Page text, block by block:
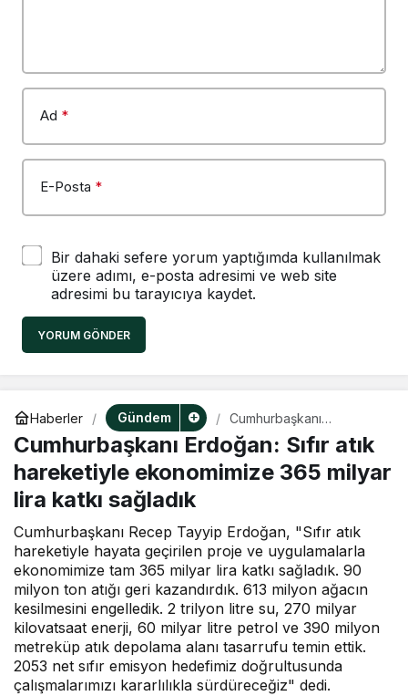
Ad *
E-Posta *
Bir dahaki sefere yorum yaptığımda kullanılmak
üzere adımı, e-posta adresimi ve web site
adresimi bu tarayıcıya kaydet.
YORUM GÖNDER
Haberler Gündem
Cumhurbaşkanı
Erdoğan: Sıfır atık
hareketiyle ekonomimize
365 milyar lira katkı
sağladık
Cumhurbaşkanı Erdoğan: Sıfır atık
hareketiyle ekonomimize 365 milyar
lira katkı sağladık
Cumhurbaşkanı Recep Tayyip Erdoğan, "Sıfır atık
hareketiyle hayata geçirilen proje ve uygulamalarla
ekonomimize tam 365 milyar lira katkı sağladık. 90
milyon ton atığı geri kazandırdık. 613 milyon ağacın
kesilmesini engelledik. 2 trilyon litre su, 270 milyar
kilovatsaat enerji, 60 milyar litre petrol ve 390 milyon
metreküp atık depolama alanı tasarrufu temin ettik.
2053 net sıfır emisyon hedefimiz doğrultusunda
çalışmalarımızı kararlılıkla sürdüreceğiz" dedi.